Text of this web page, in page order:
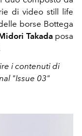
di video still life
borse Bottega
Takadaposa
i contenuti di
"Issue 03"